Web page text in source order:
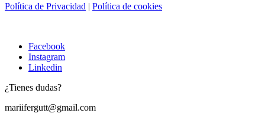
Política de Privacidad | Política de cookies
Facebook
Instagram
Linkedin
¿Tienes dudas?
mariifergutt@gmail.com